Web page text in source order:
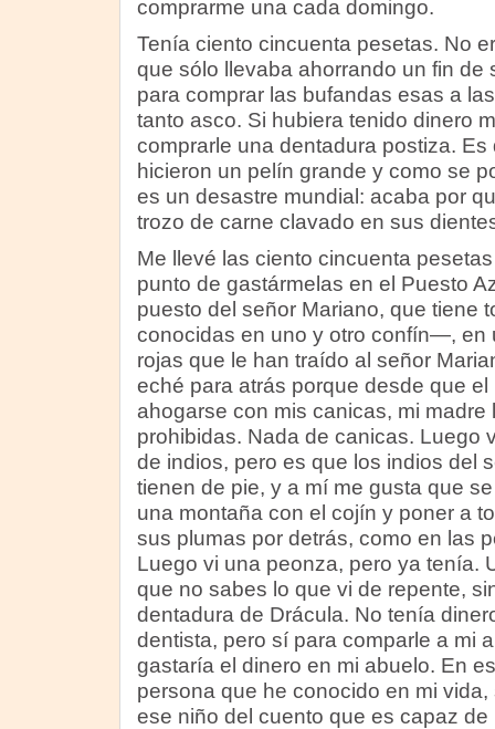
comprarme una cada domingo.
Tenía ciento cincuenta pesetas. No
que sólo llevaba ahorrando un fin de
para comprar las bufandas esas a
tanto asco. Si hubiera tenido dinero
comprarle una dentadura postiza.
hicieron un pelín grande y como se
es un desastre mundial: acaba por
trozo de carne clavado en sus
Me llevé las ciento cincuenta
punto de gastármelas en el Puesto
puesto del señor Mariano, que tiene
conocidas en uno y otro confín—, en
rojas que le han traído al señor
eché para atrás porque desde que
ahogarse con mis canicas, mi madre
prohibidas. Nada de canicas. Luego
de indios, pero es que los indios del
tienen de pie, y a mí me gusta que
una montaña con el cojín y poner a
sus plumas por detrás, como en las
Luego vi una peonza, pero ya tenía.
que no sabes lo que vi de repente,
dentadura de Drácula. No tenía
dentista, pero sí para comparle a mi
gastaría el dinero en mi abuelo. En
persona que he conocido en mi
ese niño del cuento que es capaz de